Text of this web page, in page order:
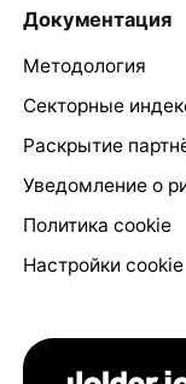
Документация
Методология
Секторные
Раскрытие
Уведомление о
Политика cookie
Настройки cookie